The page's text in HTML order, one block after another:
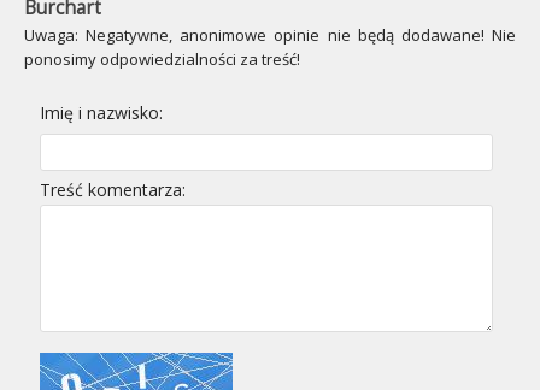
Burchart
Uwaga: Negatywne, anonimowe opinie nie będą dodawane! Nie
ponosimy odpowiedzialności za treść!
Imię i nazwisko:
Treść komentarza: